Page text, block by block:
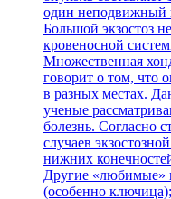
один неподвижный
Большой экзостоз
кровеносной
Множественная
говорит о том, что
в разных местах.
ученые
болезнь. Согласно
случаев
нижних
Другие «любимые»
(особенно